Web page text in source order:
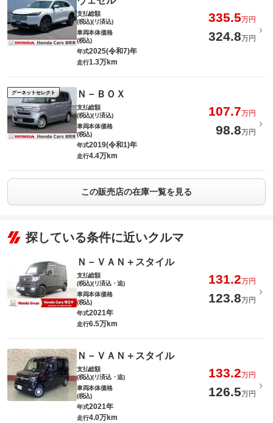
支払総額
(税込)(リ済込)
335.5万円
車両本体価格
(税込)
324.8万円
年式2025(令和7)年
走行1.3万km
グーネットセレクト Ｎ－ＢＯＸ
支払総額
(税込)(リ済込)
107.7万円
車両本体価格
(税込)
98.8万円
年式2019(令和1)年
走行4.4万km
この販売店の在庫一覧を見る
探している条件に近いクルマ
Ｎ－ＶＡＮ＋スタイル
支払総額
(税込)(リ済込・追)
131.2万円
車両本体価格
(税込)
123.8万円
年式2021年
走行6.5万km
Ｎ－ＶＡＮ＋スタイル
支払総額
(税込)(リ済込・追)
133.2万円
車両本体価格
(税込)
126.5万円
年式2021年
走行4.0万km